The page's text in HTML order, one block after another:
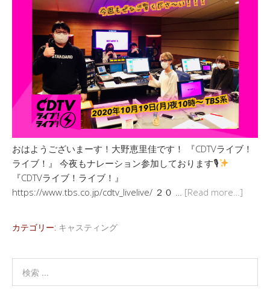
おはようございまーす！大野恵里佳です！ 『CDTVライブ！
ライブ！』 今夜もナレーション参加しております🎙
『CDTVライブ！ライブ！』
https://www.tbs.co.jp/cdtv_livelive/ ２０ … [Read more…]
カテゴリー: キャスティング